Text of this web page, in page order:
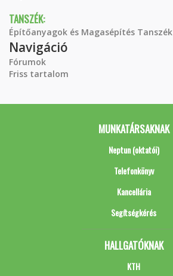
TANSZÉK:
Építőanyagok és Magasépítés Tanszék
Navigáció
Fórumok
Friss tartalom
MUNKATÁRSAKNAK
Neptun (oktatói)
Telefonkönyv
Kancellária
Segítségkérés
HALLGATÓKNAK
KTH